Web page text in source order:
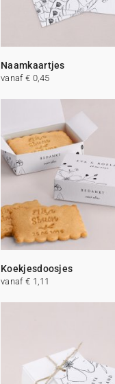
Naamkaartjes
vanaf € 0,45
Koekjesdoosjes
vanaf € 1,11